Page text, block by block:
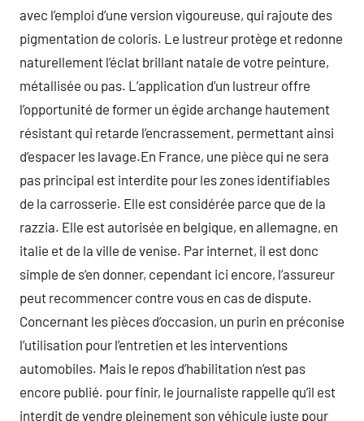
avec l’emploi d’une version vigoureuse, qui rajoute des
pigmentation de coloris. Le lustreur protège et redonne
naturellement l’éclat brillant natale de votre peinture,
métallisée ou pas. L’application d’un lustreur offre
l’opportunité de former un égide archange hautement
résistant qui retarde l’encrassement, permettant ainsi
d’espacer les lavage.En France, une pièce qui ne sera
pas principal est interdite pour les zones identifiables
de la carrosserie. Elle est considérée parce que de la
razzia. Elle est autorisée en belgique, en allemagne, en
italie et de la ville de venise. Par internet, il est donc
simple de s’en donner, cependant ici encore, l’assureur
peut recommencer contre vous en cas de dispute.
Concernant les pièces d’occasion, un purin en préconise
l’utilisation pour l’entretien et les interventions
automobiles. Mais le repos d’habilitation n’est pas
encore publié. pour finir, le journaliste rappelle qu’il est
interdit de vendre pleinement son véhicule juste pour